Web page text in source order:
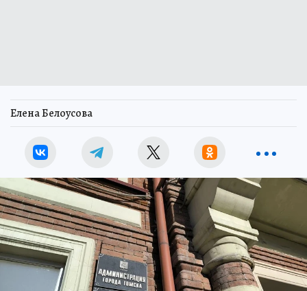
Елена Белоусова